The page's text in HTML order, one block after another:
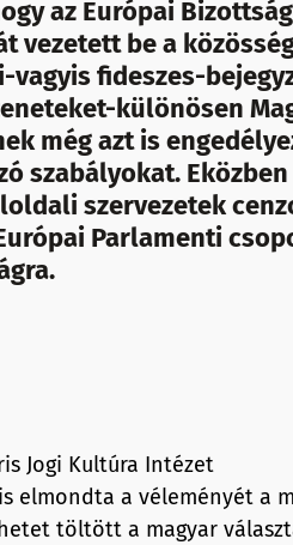
az Európai
vezetett be a
fideszes-
különösen
még azt is
szabályokat. Eközben
szervezetek
Parlamenti
Jogi Kultúra Intézet
elmondta a véleményét a
töltött a magyar